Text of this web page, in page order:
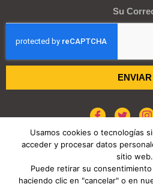
ENVIAR
POLÍTICA DE COOKIES
Usamos cookies o tecnologías
acceder y procesar datos
sitio web.
Puede retirar su
haciendo clic en "cancelar" o en